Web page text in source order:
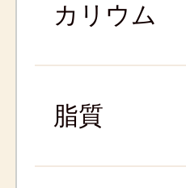
カリウム
脂質